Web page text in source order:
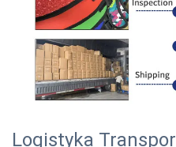
Logistyka